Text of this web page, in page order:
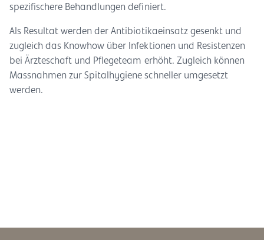
spezifischere Behandlungen definiert.
Als Resultat werden der Antibiotikaeinsatz gesenkt und
zugleich das Knowhow über Infektionen und Resistenzen
bei Ärzteschaft und Pflegeteam erhöht. Zugleich können
Massnahmen zur Spitalhygiene schneller umgesetzt
werden.